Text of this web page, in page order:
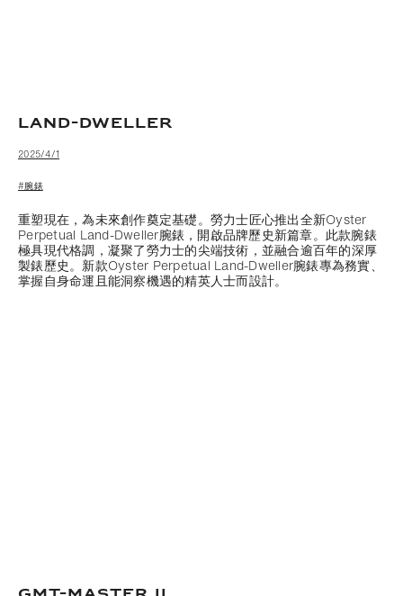
LAND-DWELLER
2025/4/1
#腕錶
重塑現在，為未來創作奠定基礎。勞力士匠心推出全新Oyster
Perpetual Land-Dweller腕錶，開啟品牌歷史新篇章。此款腕錶
極具現代格調，凝聚了勞力士的尖端技術，並融合逾百年的深厚
製錶歷史。新款Oyster Perpetual Land-Dweller腕錶專為務實、
掌握自身命運且能洞察機遇的精英人士而設計。